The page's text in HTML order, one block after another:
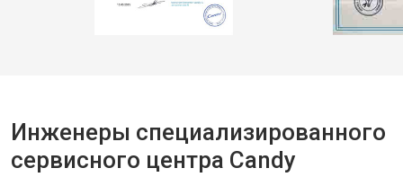
Инженеры специализированного
сервисного центра Candy